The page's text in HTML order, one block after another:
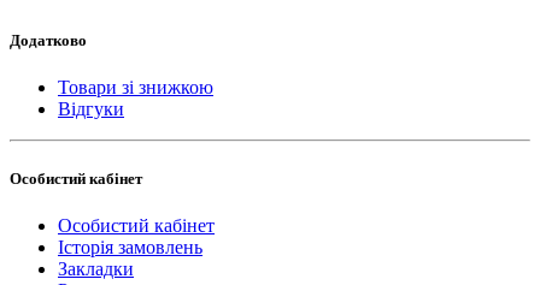
Додатково
Товари зі знижкою
Відгуки
Особистий кабінет
Особистий кабінет
Історія замовлень
Закладки